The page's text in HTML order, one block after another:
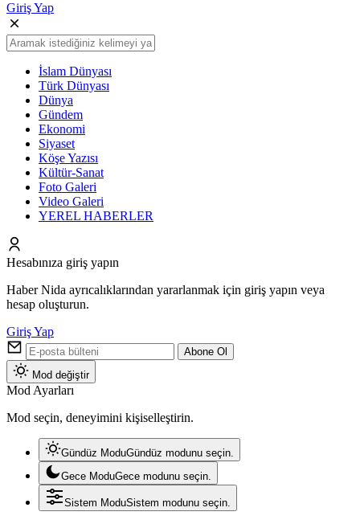
Giriş Yap
İslam Dünyası
Türk Dünyası
Dünya
Gündem
Ekonomi
Siyaset
Köşe Yazısı
Kültür-Sanat
Foto Galeri
Video Galeri
YEREL HABERLER
Hesabınıza giriş yapın
Haber Nida ayrıcalıklarından yararlanmak için giriş yapın veya
hesap oluşturun.
Giriş Yap
Abone Ol
Mod değiştir
Mod Ayarları
Mod seçin, deneyimini kişiselleştirin.
Gündüz ModuGündüz modunu seçin.
Gece ModuGece modunu seçin.
Sistem ModuSistem modunu seçin.